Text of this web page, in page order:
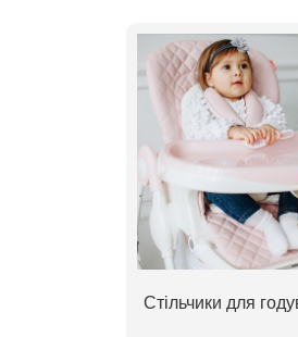
Стільчики для